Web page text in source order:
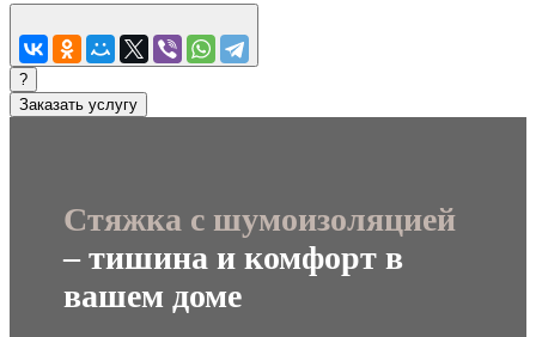
?
Заказать услугу
Стяжка с шумоизоляцией
– тишина и комфорт в
вашем доме